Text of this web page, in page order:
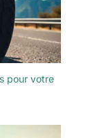
pour votre